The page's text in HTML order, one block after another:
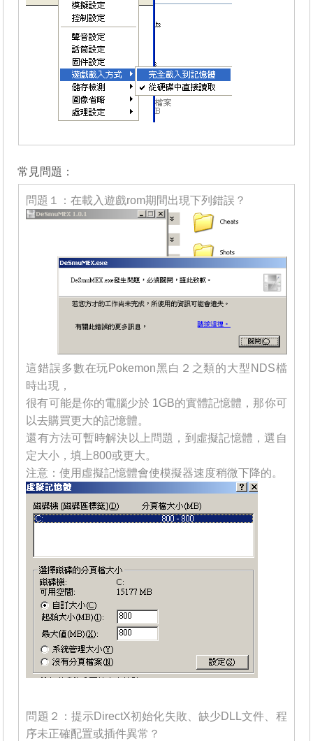
常見問題：
問題１：在載入遊戲rom期間出現下列錯誤？
這錯誤多數在玩Pokemon黑白２之類的大型NDS檔
時出現，
很有可能是你的電腦少於 1GB的實體記憶體，那你可
以去購買更大的記憶體。
還有方法可暫時解決以上問題，到虛擬記憶體，選自
定大小，填上800或更大。
注意：使用虛擬記憶體會使模擬器速度稍微下降的。
問題２：提示DirectX初始化失敗、缺少DLL文件、程
序未正確配置或插件異常？